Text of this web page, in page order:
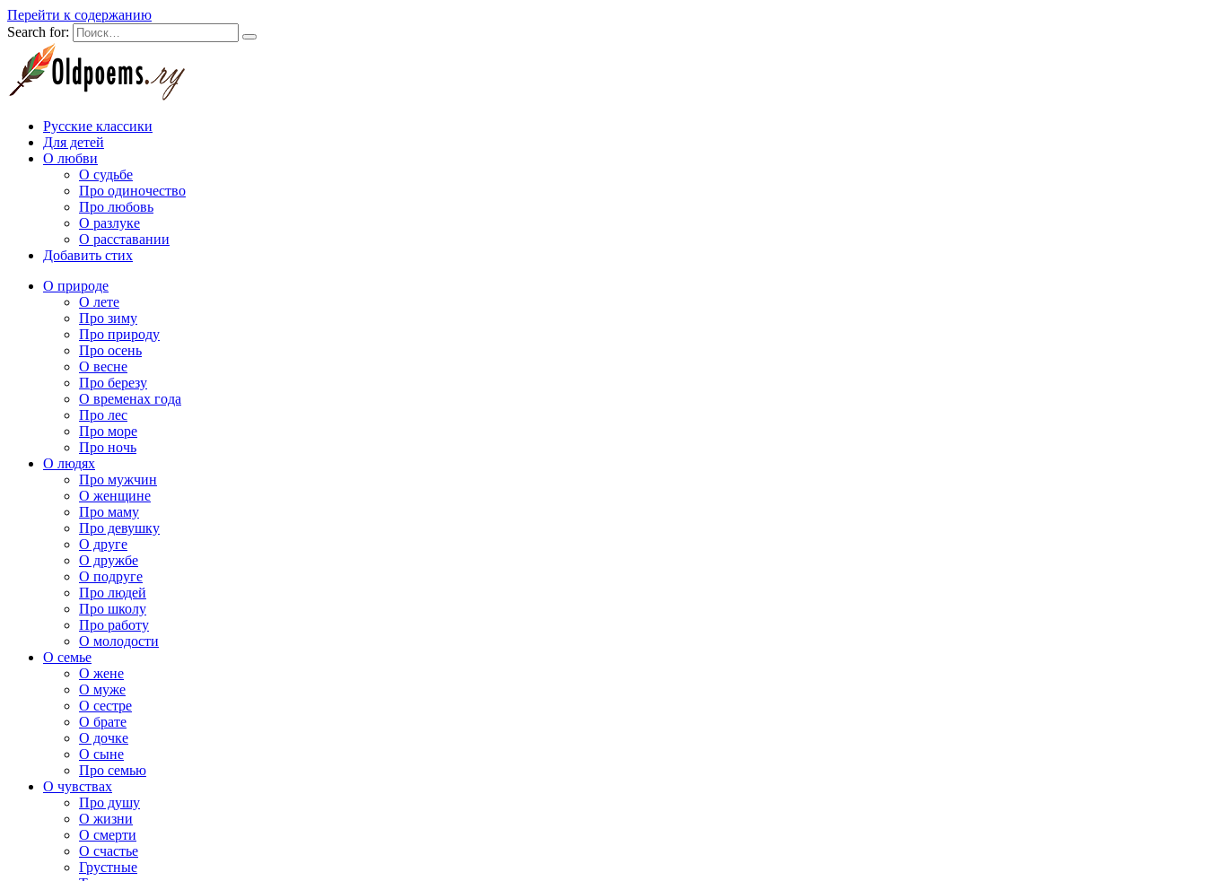
Перейти к содержанию
Search for:
Русские классики
Для детей
О любви
О судьбе
Про одиночество
Про любовь
О разлуке
О расставании
Добавить стих
О природе
О лете
Про зиму
Про природу
Про осень
О весне
Про березу
О временах года
Про лес
Про море
Про ночь
О людях
Про мужчин
О женщине
Про маму
Про девушку
О друге
О дружбе
О подруге
Про людей
Про школу
Про работу
О молодости
О семье
О жене
О муже
О сестре
О брате
О дочке
О сыне
Про семью
О чувствах
Про душу
О жизни
О смерти
О счастье
Грустные